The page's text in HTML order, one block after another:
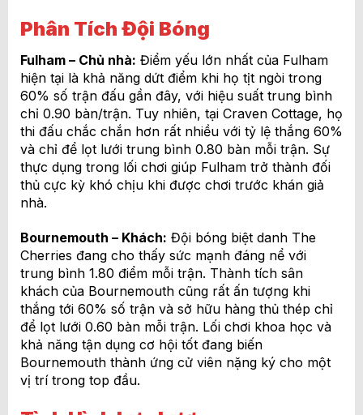
Phân Tích Đội Bóng
Fulham – Chủ nhà: Điểm yếu lớn nhất của Fulham
hiện tại là khả năng dứt điểm khi họ tịt ngòi trong
60% số trận đấu gần đây, với hiệu suất trung bình
chỉ 0.90 bàn/trận. Tuy nhiên, tại Craven Cottage, họ
thi đấu chắc chắn hơn rất nhiều với tỷ lệ thắng 60%
và chỉ để lọt lưới trung bình 0.80 bàn mỗi trận. Sự
thực dụng trong lối chơi giúp Fulham trở thành đối
thủ cực kỳ khó chịu khi được chơi trước khán giả
nhà.
Bournemouth – Khách: Đội bóng biệt danh The
Cherries đang cho thấy sức mạnh đáng nể với
trung bình 1.80 điểm mỗi trận. Thành tích sân
khách của Bournemouth cũng rất ấn tượng khi
thắng tới 60% số trận và sở hữu hàng thủ thép chỉ
để lọt lưới 0.60 bàn mỗi trận. Lối chơi khoa học và
khả năng tận dụng cơ hội tốt đang biến
Bournemouth thành ứng cử viên nặng ký cho một
vị trí trong top đầu.